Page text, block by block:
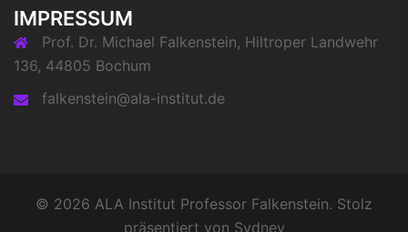
IMPRESSUM
Prof. Dr. Michael Falkenstein, Hiltroper Landwehr
136, 44805 Bochum
falkenstein@ala-institut.de
© 2026 ALA Institut Professor Falkenstein. Stolz
präsentiert von Sydney